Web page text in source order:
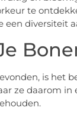
te
een diversiteit
is het
ze daarom